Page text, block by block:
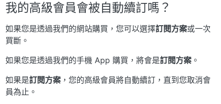
我的高級會員會被自動續訂嗎？
如果您是透過我們的網站購買，您可以選擇訂閱方案或一次
買斷。
如果您是透過我們的手機 App 購買，將會是訂閱方案 。
如果是訂閱方案 ，您的高級會員將自動續訂，直到您取消會
員為止。